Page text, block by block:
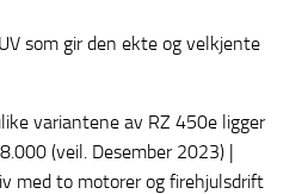
som gir den ekte og velkjente
variantene av RZ 450e ligger
(veil. Desember 2023) |
med to motorer og firehjulsdrift